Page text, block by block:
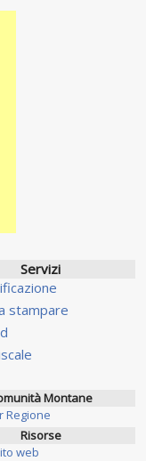
Servizi
stampare
Montane
Regione
Risorse
web